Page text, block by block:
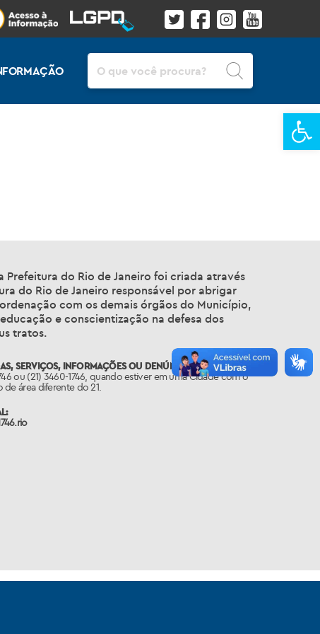
Prefeitura do Rio de Janeiro foi criada através
do Rio de Janeiro responsável por abrigar
com os demais órgãos do Município,
e conscientização na defesa dos
tratos.
SERVIÇOS, INFORMAÇÕES OU DENÚNCIAS:
ou (21) 3460-1746, quando estiver em uma Cidade com o
área diferente do 21.